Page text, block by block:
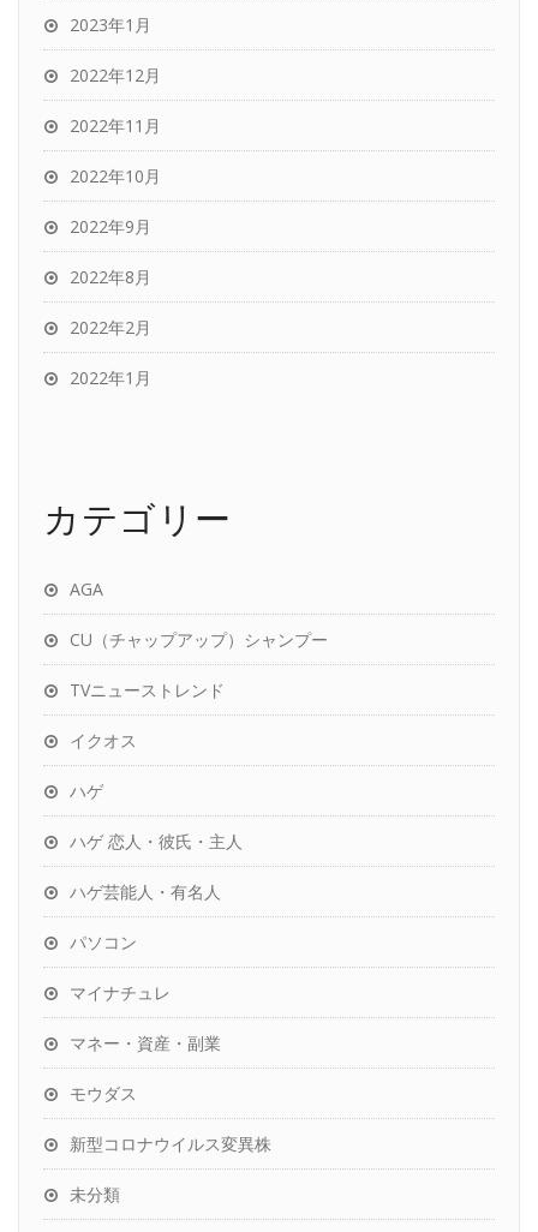
2023年1月
2022年12月
2022年11月
2022年10月
2022年9月
2022年8月
2022年2月
2022年1月
カテゴリー
AGA
CU（チャップアップ）シャンプー
TVニューストレンド
イクオス
ハゲ
ハゲ 恋人・彼氏・主人
ハゲ芸能人・有名人
パソコン
マイナチュレ
マネー・資産・副業
モウダス
新型コロナウイルス変異株
未分類